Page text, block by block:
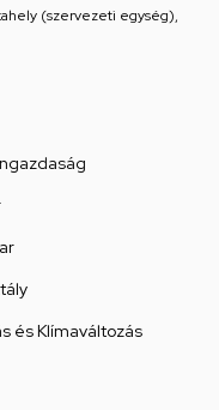
(szervezeti egység),
és Klímaváltozás